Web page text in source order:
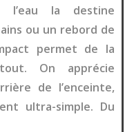
l’eau la destine
ou un rebord de
permet de la
On apprécie
de l’enceinte,
ultra-simple. Du